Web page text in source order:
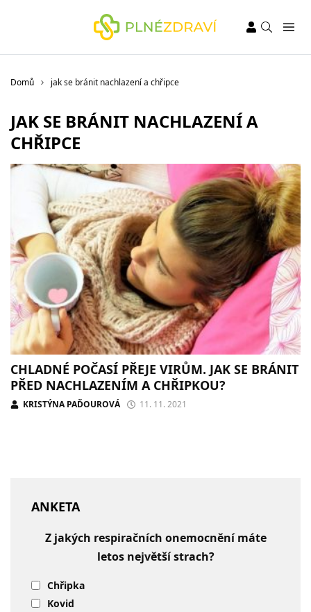
Domů jak se bránit nachlazení a chřipce
JAK SE BRÁNIT NACHLAZENÍ A
CHŘIPCE
CHLADNÉ POČASÍ PŘEJE VIRŮM. JAK SE BRÁNIT
PŘED NACHLAZENÍM A CHŘIPKOU?
KRISTÝNA PAĎOUROVÁ 11. 11. 2021
ANKETA
Z jakých respiračních onemocnění máte
letos největší strach?
Chřipka
Kovid